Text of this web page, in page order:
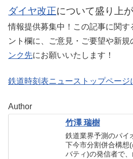
ダイヤ改正について盛り上
情報提供募集中！この記事に関す
ント欄に、ご意見・ご要望や新規
ンク先にお願いいたします！
鉄道時刻表ニューストップページ
Author
竹澤 瑞樹
鉄道業界予測のパイ
下今市分割併合構想
バティ)の発信者で